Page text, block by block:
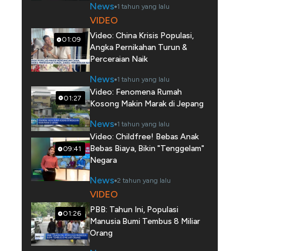
News 1 tahun yang lalu
01:09
VIDEO
Video: China Krisis Populasi,
Angka Pernikahan Turun &
Perceraian Naik
News 1 tahun yang lalu
01:27
Video: Fenomena Rumah
Kosong Makin Marak di Jepang
News 1 tahun yang lalu
09:41
Video: Childfree! Bebas Anak
Bebas Biaya, Bikin "Tenggelam"
Negara
News 2 tahun yang lalu
01:26
VIDEO
PBB: Tahun Ini, Populasi
Manusia Bumi Tembus 8 Miliar
Orang